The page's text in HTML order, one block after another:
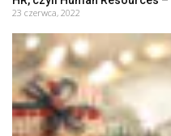
23 czerwca, 2022